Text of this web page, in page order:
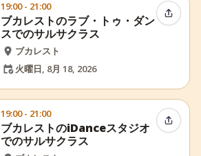
19:00 - 21:00
ブカレストのラブ・トゥ・ダン
スでのサルサクラス
ブカレスト
火曜日, 8月 18, 2026
イベン
19:00 - 21:00
ブカレストのiDanceスタジオ
でのサルサクラス
イベン